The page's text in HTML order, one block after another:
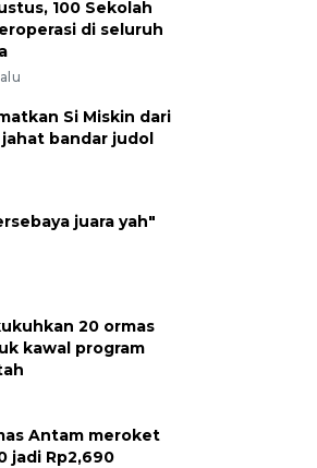
100 Sekolah
di seluruh
Si Miskin dari
bandar judol
juara yah"
20 ormas
kawal program
Antam meroket
jadi Rp2,690